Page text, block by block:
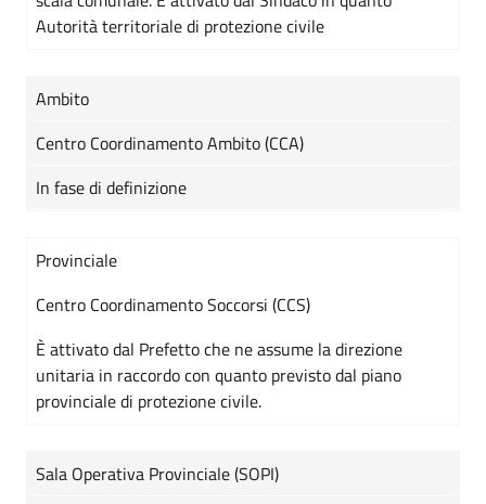
Autorità territoriale di protezione civile
Ambito
Centro Coordinamento Ambito (CCA)
In fase di definizione
Provinciale
Centro Coordinamento Soccorsi (CCS)
È attivato dal Prefetto che ne assume la direzione
unitaria in raccordo con quanto previsto dal piano
provinciale di protezione civile.
Sala Operativa Provinciale (SOPI)